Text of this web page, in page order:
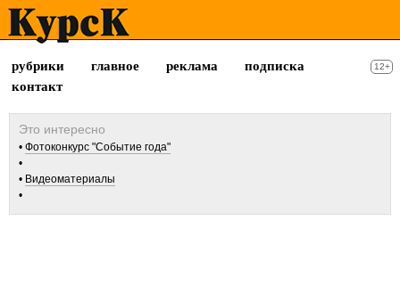
рубрики главное реклама
подписка
контакт
12+
Фотоконкурс "Событие года"
Видеоматериалы